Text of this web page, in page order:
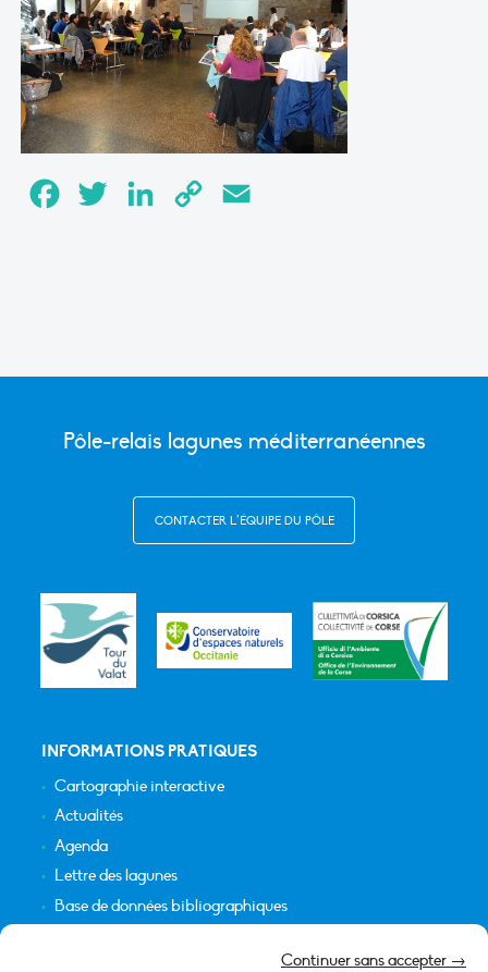
Continuer sans accepter →
FacebookTwitter LinkedInCopy
Pôle-relais lagunes méditerranéennes
CONTACTER L’ÉQUIPE DU PÔLE
INFORMATIONS PRATIQUES
Cartographie interactive
Actualités
Agenda
Lettre des lagunes
Base de données bibliographiques